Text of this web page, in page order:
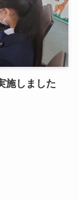
施しました